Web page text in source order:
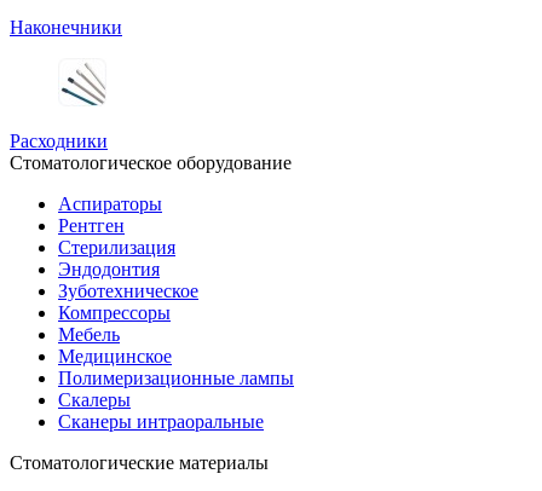
Наконечники
Расходники
Стоматологическое оборудование
Аспираторы
Рентген
Стерилизация
Эндодонтия
Зуботехническое
Компрессоры
Мебель
Медицинское
Полимеризационные лампы
Скалеры
Сканеры интраоральные
Стоматологические материалы